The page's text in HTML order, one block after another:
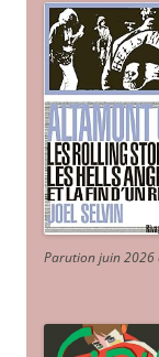
Parution juin 2026